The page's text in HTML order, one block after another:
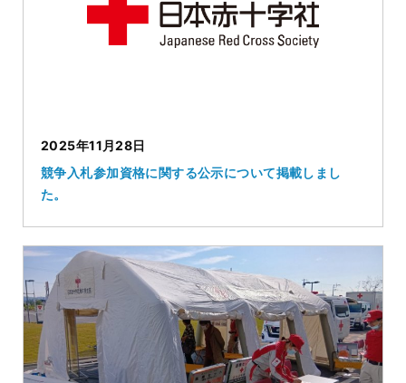
2025年11月28日
競争入札参加資格に関する公示について掲載しまし
た。